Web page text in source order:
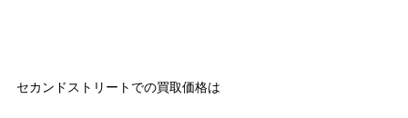
セカンドストリートでの買取価格は